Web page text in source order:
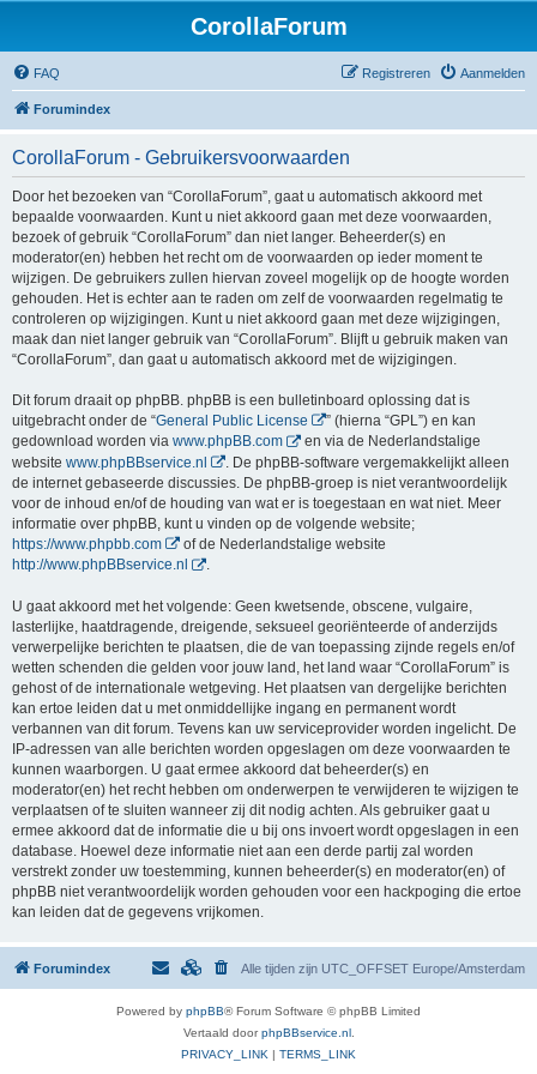
CorollaForum
FAQ Aanmelden
Registreren
Forumindex
CorollaForum - Gebruikersvoorwaarden
Door het bezoeken van “CorollaForum”, gaat u automatisch akkoord met
bepaalde voorwaarden. Kunt u niet akkoord gaan met deze voorwaarden,
bezoek of gebruik “CorollaForum” dan niet langer. Beheerder(s) en
moderator(en) hebben het recht om de voorwaarden op ieder moment te
wijzigen. De gebruikers zullen hiervan zoveel mogelijk op de hoogte worden
gehouden. Het is echter aan te raden om zelf de voorwaarden regelmatig te
controleren op wijzigingen. Kunt u niet akkoord gaan met deze wijzigingen,
maak dan niet langer gebruik van “CorollaForum”. Blijft u gebruik maken van
“CorollaForum”, dan gaat u automatisch akkoord met de wijzigingen.
Dit forum draait op phpBB. phpBB is een bulletinboard oplossing dat is
uitgebracht onder de “General Public License
” (hierna “GPL”) en kan
gedownload worden via www.phpBB.com
en via de Nederlandstalige
website www.phpBBservice.nl
. De phpBB-software vergemakkelijkt alleen
de internet gebaseerde discussies. De phpBB-groep is niet verantwoordelijk
voor de inhoud en/of de houding van wat er is toegestaan en wat niet. Meer
informatie over phpBB, kunt u vinden op de volgende website;
https://www.phpbb.com
of de Nederlandstalige website
http://www.phpBBservice.nl
.
U gaat akkoord met het volgende: Geen kwetsende, obscene, vulgaire,
lasterlijke, haatdragende, dreigende, seksueel georiënteerde of anderzijds
verwerpelijke berichten te plaatsen, die de van toepassing zijnde regels en/of
wetten schenden die gelden voor jouw land, het land waar “CorollaForum” is
gehost of de internationale wetgeving. Het plaatsen van dergelijke berichten
kan ertoe leiden dat u met onmiddellijke ingang en permanent wordt
verbannen van dit forum. Tevens kan uw serviceprovider worden ingelicht. De
IP-adressen van alle berichten worden opgeslagen om deze voorwaarden te
kunnen waarborgen. U gaat ermee akkoord dat beheerder(s) en
moderator(en) het recht hebben om onderwerpen te verwijderen te wijzigen te
verplaatsen of te sluiten wanneer zij dit nodig achten. Als gebruiker gaat u
ermee akkoord dat de informatie die u bij ons invoert wordt opgeslagen in een
database. Hoewel deze informatie niet aan een derde partij zal worden
verstrekt zonder uw toestemming, kunnen beheerder(s) en moderator(en) of
phpBB niet verantwoordelijk worden gehouden voor een hackpoging die ertoe
kan leiden dat de gegevens vrijkomen.
Forumindex Alle tijden zijn UTC_OFFSET Europe/Amsterdam
Powered by phpBB® Forum Software © phpBB Limited
Vertaald doorphpBBservice.nl.
PRIVACY_LINK | TERMS_LINK